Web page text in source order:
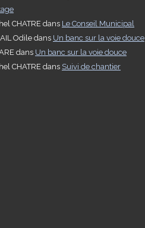
CHATRE dans Le Conseil Municipal
Odile dans Un banc sur la voie douce
dans Un banc sur la voie douce
CHATRE dans Suivi de chantier